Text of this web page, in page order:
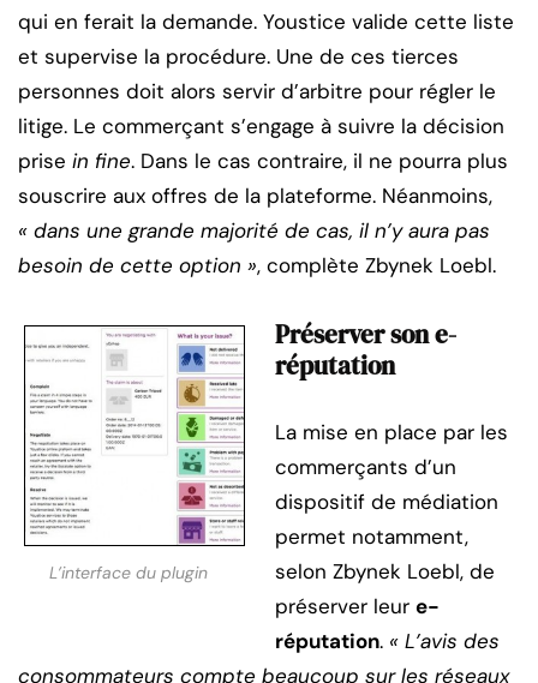
qui en ferait la demande. Youstice valide cette liste
et supervise la procédure. Une de ces tierces
personnes doit alors servir d’arbitre pour régler le
litige. Le commerçant s’engage à suivre la décision
prise in fine. Dans le cas contraire, il ne pourra plus
souscrire aux offres de la plateforme. Néanmoins,
« dans une grande majorité de cas, il n’y aura pas
besoin de cette option », complète Zbynek Loebl.
L’interface du plugin
Préserver son e-
réputation
La mise en place par les
commerçants d’un
dispositif de médiation
permet notamment,
selon Zbynek Loebl, de
préserver leur e-
réputation. « L’avis des
consommateurs compte beaucoup sur les réseaux